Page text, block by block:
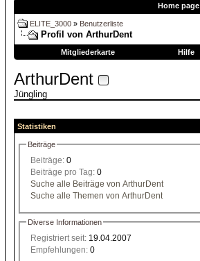
Home page
ELITE_3000 » Benutzerliste
Profil von ArthurDent
Mitgliederkarte Hilfe
ArthurDent
Jüngling
Statistiken
Beiträge
Beiträge: 0
Beiträge pro Tag: 0
Suche alle Beiträge von ArthurDent
Suche alle Themen von ArthurDent
Diverse Informationen
Registriert seit: 19.04.2007
Empfehlungen: 0